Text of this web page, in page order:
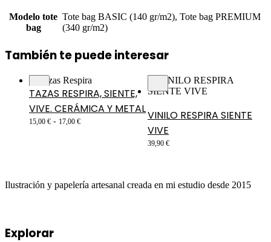
Modelo tote
bag
Tote bag BASIC (140 gr/m2), Tote bag PREMIUM
(340 gr/m2)
También te puede interesar
TAZAS RESPIRA, SIENTE,
VIVE. CERÁMICA Y METAL
15,00 € - 17,00 €
VINILO RESPIRA SIENTE
VIVE
39,90 €
Ilustración y papelería artesanal creada en mi estudio desde 2015
Explorar